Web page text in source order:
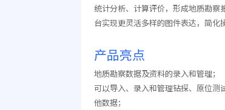
统计分析、计算评价，形成地质勘
台实现更灵活多样的图件表达，简化
产品亮点
地质勘察数据及资料的录入和管理；
可以导入、录入和管理钻探、原位
他数据；